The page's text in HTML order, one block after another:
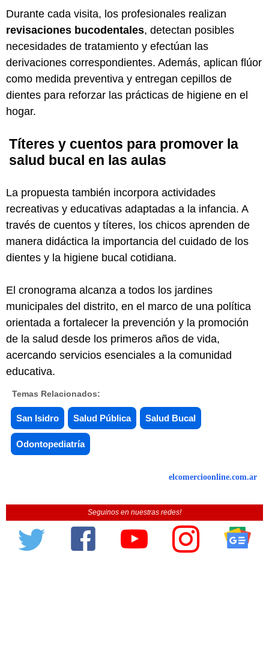
Durante cada visita, los profesionales realizan
revisaciones bucodentales, detectan posibles
necesidades de tratamiento y efectúan las
derivaciones correspondientes. Además, aplican flúor
como medida preventiva y entregan cepillos de
dientes para reforzar las prácticas de higiene en el
hogar.
Títeres y cuentos para promover la
salud bucal en las aulas
La propuesta también incorpora actividades
recreativas y educativas adaptadas a la infancia. A
través de cuentos y títeres, los chicos aprenden de
manera didáctica la importancia del cuidado de los
dientes y la higiene bucal cotidiana.
El cronograma alcanza a todos los jardines
municipales del distrito, en el marco de una política
orientada a fortalecer la prevención y la promoción
de la salud desde los primeros años de vida,
acercando servicios esenciales a la comunidad
educativa.
Temas Relacionados:
San Isidro Salud Pública Salud Bucal
Odontopediatría
elcomercioonline.com.ar
Seguinos en nuestras redes!